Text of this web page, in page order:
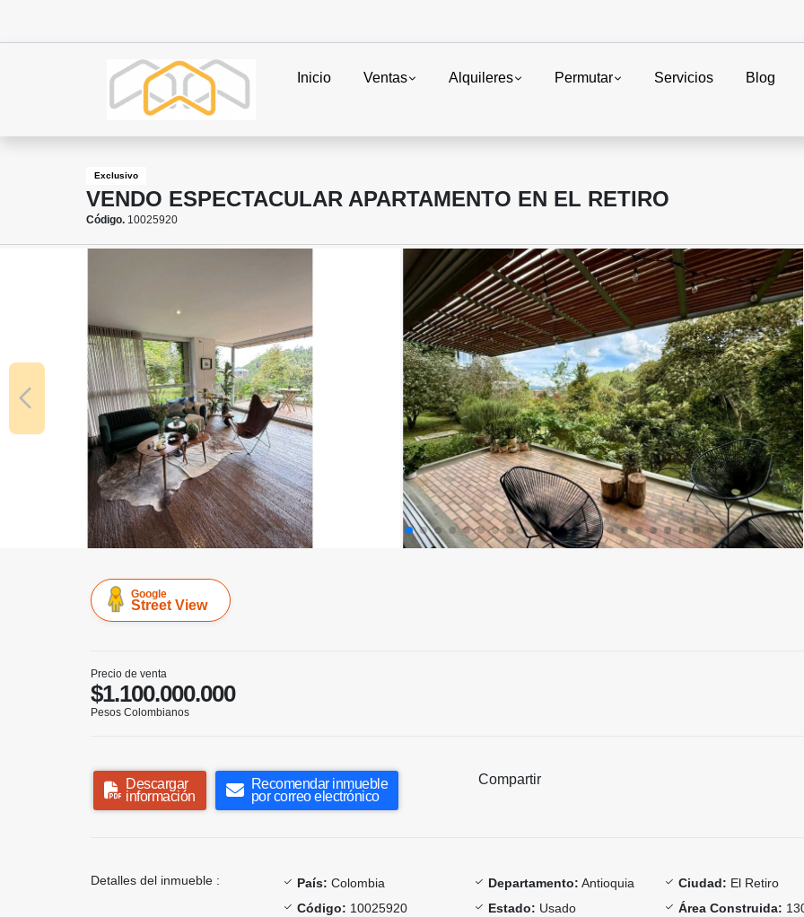
Inicio Ventas Alquileres Permutar Servicios Blog
Exclusivo
VENDO ESPECTACULAR APARTAMENTO EN EL RETIRO
Código. 10025920
Google
Street View
Precio de venta
$1.100.000.000
Pesos Colombianos
Descargar
información
Recomendar inmueble
por correo electrónico
Compartir
Detalles del inmueble : País: Colombia Departamento: Antioquia Ciudad: El Retiro
Código: 10025920 Estado: Usado Área Construida: